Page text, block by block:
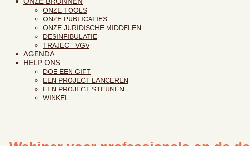
ONZE TOOLS
ONZE PUBLICATIES
ONZE JURIDISCHE MIDDELEN
DESINFIBULATIE
TRAJECT VGV
AGENDA
HELP ONS
DOE EEN GIFT
EEN PROJECT LANCEREN
EEN PROJECT STEUNEN
WINKEL